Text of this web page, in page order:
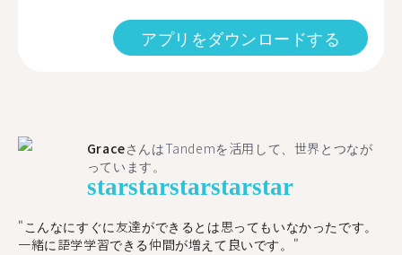
アプリをダウンロードする
GraceさんはTandemを活用して、世界とつなが
っています。
starstarstarstarstar
"こんなにすぐに友達ができるとは思ってもいなかったです。
一緒に語学学習できる仲間が増えて良いです。"